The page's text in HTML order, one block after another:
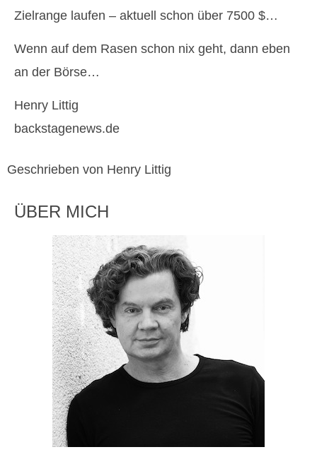
Zielrange laufen – aktuell schon über 7500 $…
Wenn auf dem Rasen schon nix geht, dann eben
an der Börse…
Henry Littig
backstagenews.de
Geschrieben von Henry Littig
ÜBER MICH